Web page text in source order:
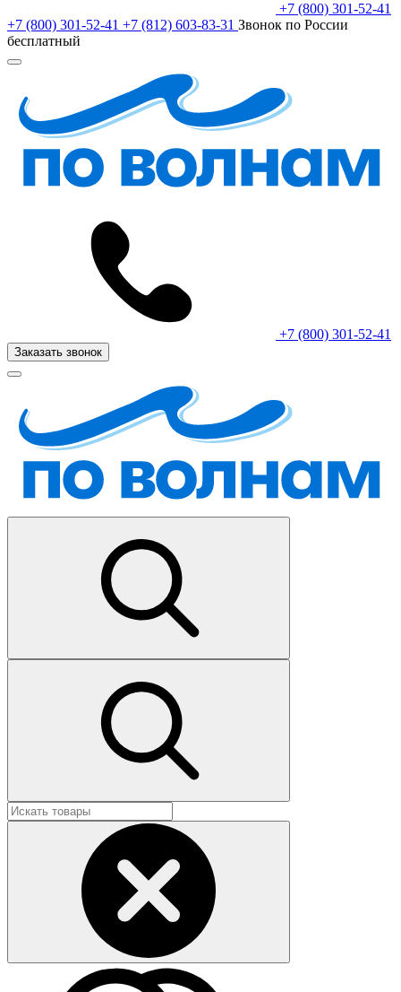
+7 (800) 301-52-41
+7 (800) 301-52-41 +7 (812) 603-83-31 Звонок по России
бесплатный
+7 (800) 301-52-41
Заказать звонок